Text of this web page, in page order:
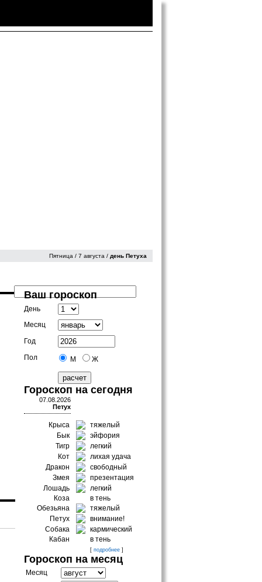
Пятница / 7 августа / день Петуха
Ваш гороскоп
День
Месяц
Год
Пол
М Ж
Гороскоп на сегодня
07.08.2026
Петух
Крыса
тяжелый
Бык
эйфория
Тигр
легкий
Кот
лихая удача
Дракон
свободный
Змея
презентация
Лошадь
легкий
Коза
в тень
Обезьяна
тяжелый
Петух
внимание!
Собака
кармический
Кабан
в тень
[ подробнее ]
Гороскоп на месяц
Месяц